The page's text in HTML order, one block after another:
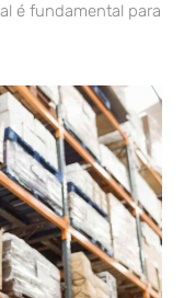
é fundamental para